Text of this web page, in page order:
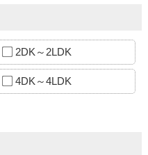
2DK～2LDK
4DK～4LDK